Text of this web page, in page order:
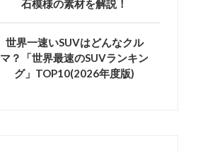
石模様の素材を解説！
世界一速いSUVはどんなクル
マ？「世界最速のSUVランキン
グ」TOP10(2026年度版)